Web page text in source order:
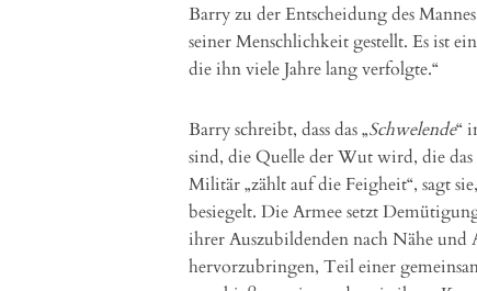
Barry zu der Entscheidung des
seiner Menschlichkeit gestellt. Es ist
die ihn viele Jahre lang verfolgte.“
Barry schreibt, dass das „Schwelende“
sind, die Quelle der Wut wird, die
Militär „zählt auf die Feigheit“, sagt
besiegelt. Die Armee setzt
ihrer Auszubildenden nach Nähe und
hervorzubringen, Teil einer